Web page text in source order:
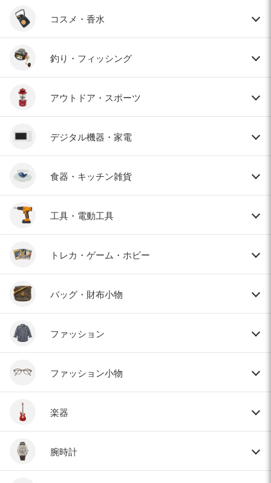
コスメ・香水
釣り・フィッシング
アウトドア・スポーツ
デジタル機器・家電
食器・キッチン雑貨
工具・電動工具
トレカ・ゲーム・ホビー
バッグ・財布小物
ファッション
ファッション小物
楽器
腕時計